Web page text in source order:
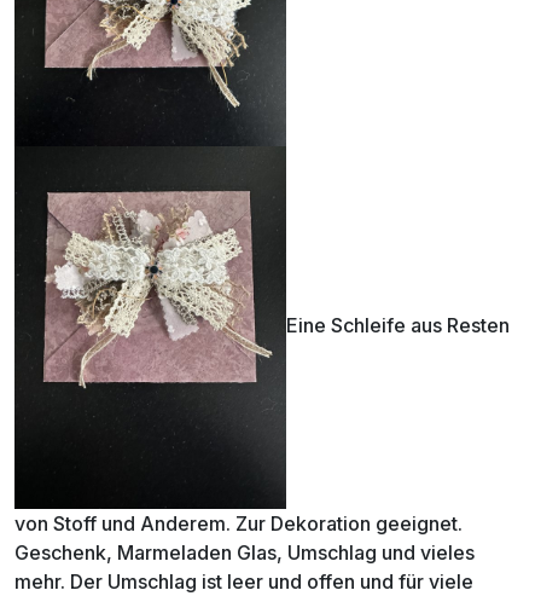
Eine Schleife aus Resten
von Stoff und Anderem. Zur Dekoration geeignet.
Geschenk, Marmeladen Glas, Umschlag und vieles
mehr. Der Umschlag ist leer und offen und für viele